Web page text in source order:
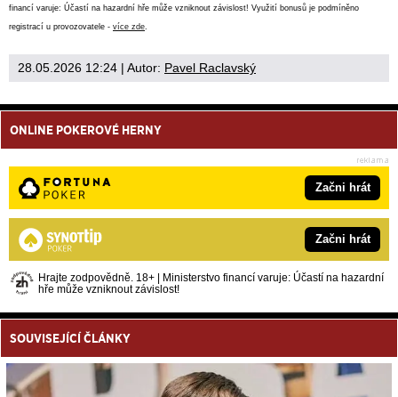
financí varuje: Účastí na hazardní hře může vzniknout závislost! Využití bonusů je podmíněno
registrací u provozovatele - více zde.
28.05.2026 12:24 | Autor: Pavel Raclavský
ONLINE POKEROVÉ HERNY
Začni hrát
Začni hrát
Hrajte zodpovědně. 18+ | Ministerstvo financí varuje: Účastí na hazardní
hře může vzniknout závislost!
SOUVISEJÍCÍ ČLÁNKY